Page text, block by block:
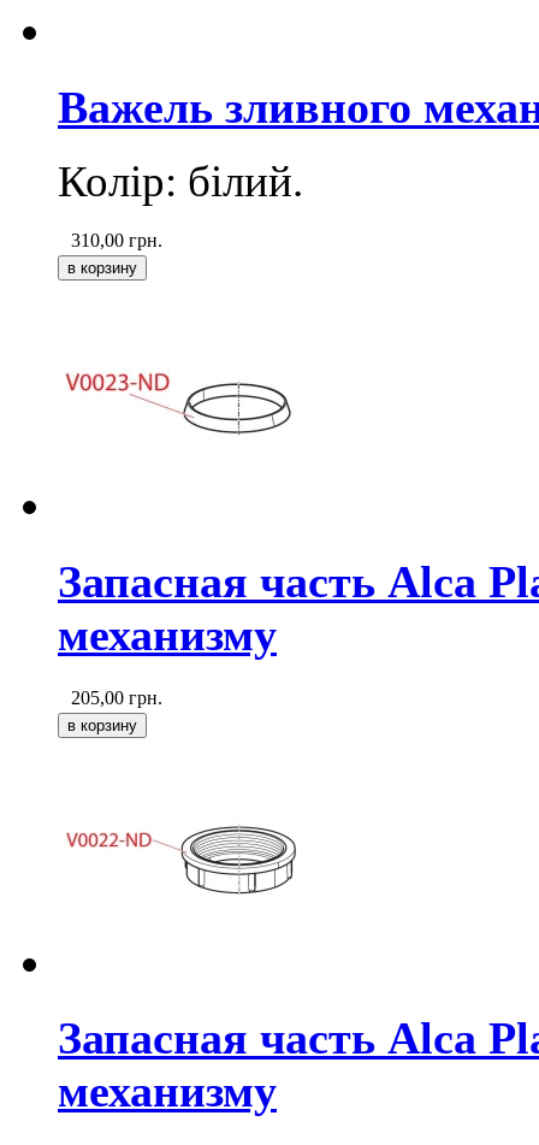
Важель зливного
Колір: білий.
310,00 грн.
Запасная часть Alca
механизму
205,00 грн.
Запасная часть Alca
механизму